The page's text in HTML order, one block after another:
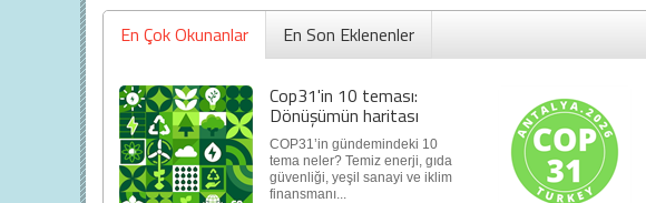
En Çok Okunanlar En Son Eklenenler
Cop31'in 10 teması:
Dönüşümün haritası
COP31’in gündemindeki 10
tema neler? Temiz enerji, gıda
güvenliği, yeşil sanayi ve iklim
finansmanı...